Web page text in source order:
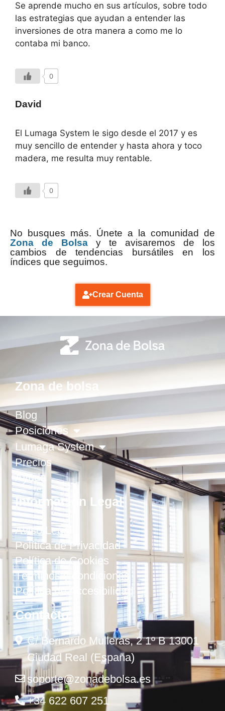
Se aprende mucho en sus artículos, sobre todo
las estrategias que ayudan a entender las
inversiones de otra manera a como me lo
contaba mi banco.
0
David
El Lumaga System le sigo desde el 2017 y es
muy sencillo de entender y hasta ahora y toco
madera, me resulta muy rentable.
0
No busques más. Únete a la comunidad de
Zona de Bolsa y te avisaremos de los
cambios de tendencias bursátiles en los
índices que seguimos.
Crear Cuenta
Zona de bolsa
Blog
Posiciones
Lumaga System
Precios
Ayuda
Información Legal
Aviso Legal
Política de Privacidad
Política de Cookies
Términos y condiciones
Política de Accesibilidad
Contacto
C/ Bernardo Mulleras, 2 1º B 13001
Ciudad Real (España)
soporte@zonadebolsa.es
+34 622 607 251